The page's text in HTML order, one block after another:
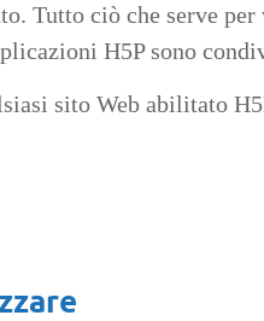
Tutto ciò che serve
H5P sono
sito Web abilitato